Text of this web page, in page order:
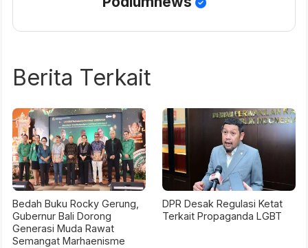
Berita Terkait
Bedah Buku Rocky Gerung,
Gubernur Bali Dorong
Generasi Muda Rawat
Semangat Marhaenisme
DPR Desak Regulasi Ketat
Terkait Propaganda LGBT